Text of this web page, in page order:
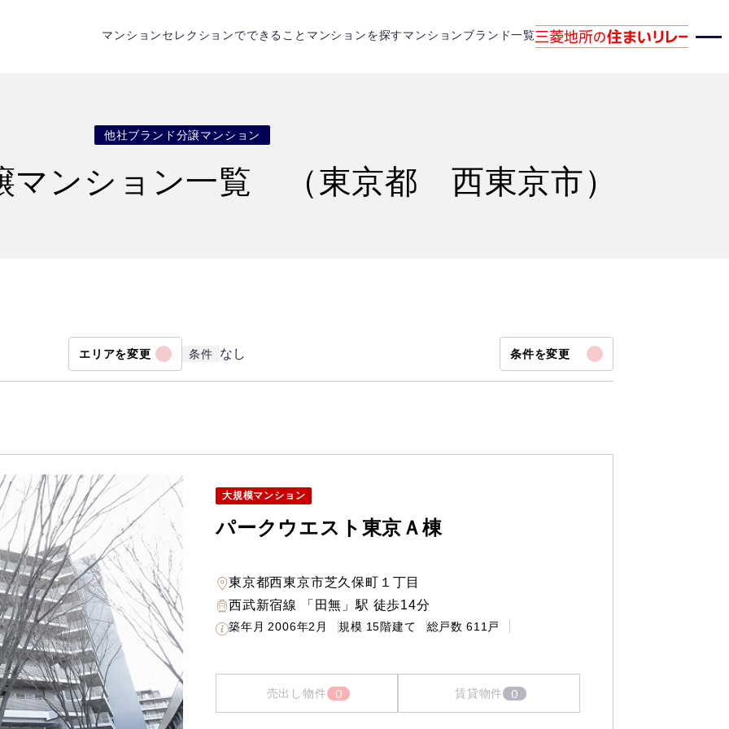
マンションセレクションでできること マンションを探すマンションブランド一覧
他社ブランド分譲マンション
マンション一覧 （東京都 西東京市）
エリアを変更 条件 なし 条件を変更
大規模マンション
パークウエスト東京Ａ棟
東京都西東京市芝久保町１丁目
西武新宿線 「田無」駅 徒歩14分
築年月 2006年2月 規模 15階建て 総戸数 611戸
売出し物件 0 賃貸物件 0